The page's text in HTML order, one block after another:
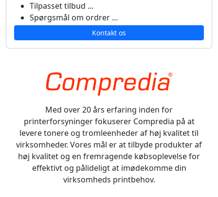
Tilpasset tilbud ...
Spørgsmål om ordrer ...
Kontakt os
Med over 20 års erfaring inden for
printerforsyninger fokuserer Compredia på at
levere tonere og tromleenheder af høj kvalitet til
virksomheder. Vores mål er at tilbyde produkter af
høj kvalitet og en fremragende købsoplevelse for
effektivt og pålideligt at imødekomme din
virksomheds printbehov.